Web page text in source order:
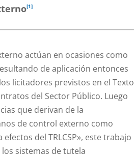
[1]
actúan en ocasiones como
de aplicación entonces
licitadores previstos en el Texto
del Sector Público. Luego
que derivan de la
de control externo como
del TRLCSP», este trabajo
sistemas de tutela